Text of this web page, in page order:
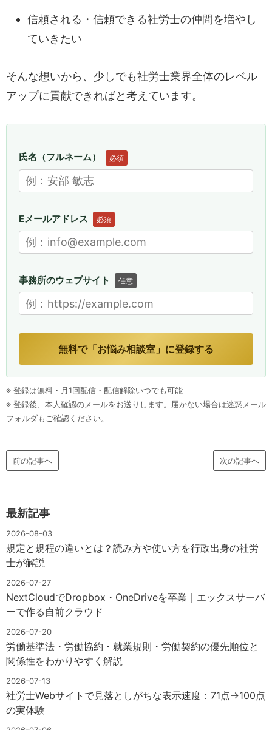
信頼される・信頼できる社労士の仲間を増やし
ていきたい
そんな想いから、少しでも社労士業界全体のレベル
アップに貢献できればと考えています。
氏名（フルネーム） 必須
Eメールアドレス 必須
事務所のウェブサイト 任意
無料で「お悩み相談室」に登録する
※ 登録は無料・月1回配信・配信解除いつでも可能
※ 登録後、本人確認のメールをお送りします。届かない場合は迷惑メール
フォルダもご確認ください。
前の記事へ 次の記事へ
最新記事
2026-08-03
規定と規程の違いとは？読み方や使い方を行政出身の社労
士が解説
2026-07-27
NextCloudでDropbox・OneDriveを卒業｜エックスサーバ
ーで作る自前クラウド
2026-07-20
労働基準法・労働協約・就業規則・労働契約の優先順位と
関係性をわかりやすく解説
2026-07-13
社労士Webサイトで見落としがちな表示速度：71点→100点
の実体験